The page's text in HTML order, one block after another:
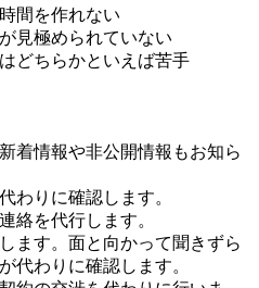
間を作れない
見極められていない
どちらかといえば苦手
着情報や非公開情報もお知ら
わりに確認します。
絡を代行します。
ます。面と向かって聞きずら
代わりに確認します。